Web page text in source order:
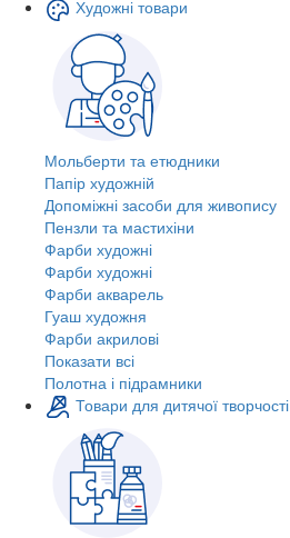
Художні товари
Мольберти та етюдники
Папір художній
Допоміжні засоби для живопису
Пензли та мастихіни
Фарби художні
Фарби художні
Фарби акварель
Гуаш художня
Фарби акрилові
Показати всі
Полотна і підрамники
Товари для дитячої творчості